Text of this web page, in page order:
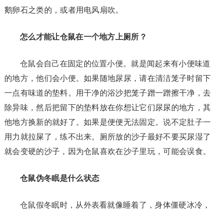
鹅卵石之类的，或者用电风扇吹。
怎么才能让仓鼠在一个地方上厕所？
仓鼠会自己在固定的位置小便。就是闻起来有小便味道
的地方，他们会小便。如果随地尿尿，请在清洁笼子时留下
一点有味道的垫料。用干净的浴沙把笼子蹭一蹭擦干净，去
除异味，然后把留下的垫料放在你想让它们尿尿的地方，其
他地方换新的就好了。如果是便便无法固定。说不定肚子一
用力就拉屎了，练不出来。厕所放的沙子最好不要买尿湿了
就会变硬的沙子，因为仓鼠喜欢在沙子里玩，可能会误食。
仓鼠伪冬眠是什么状态
仓鼠假冬眠时，从外表看就像睡着了，身体僵硬冰冷，